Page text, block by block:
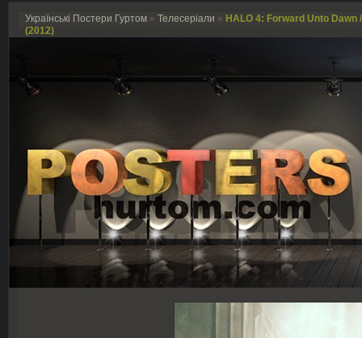
Українські Постери Гуртом » Телесеріали » HALO 4: Forward Unto
(2012)